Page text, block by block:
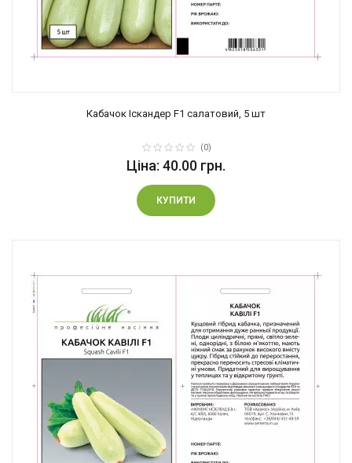
Кабачок Іскандер F1 салатовий, 5 шт
(0)
Ціна: 40.00 грн.
КУПИТИ